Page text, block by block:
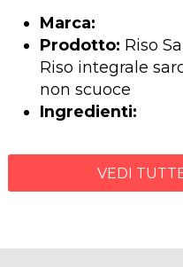
Marca:
Prodotto: Riso
Riso integrale
non scuoce
Ingredienti:
VEDI